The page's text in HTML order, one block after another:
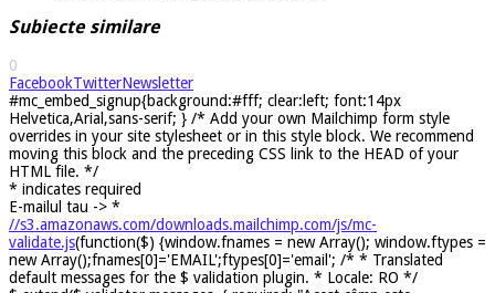
Subiecte similare
0
FacebookTwitterNewsletter
#mc_embed_signup{background:#fff; clear:left; font:14px
Helvetica,Arial,sans-serif; } /* Add your own Mailchimp form style
overrides in your site stylesheet or in this style block. We recommend
moving this block and the preceding CSS link to the HEAD of your
HTML file. */
* indicates required
E-mailul tau -> *
//s3.amazonaws.com/downloads.mailchimp.com/js/mc-
validate.js(function($) {window.fnames = new Array(); window.ftypes =
new Array();fnames[0]='EMAIL';ftypes[0]='email'; /* * Translated
default messages for the $ validation plugin. * Locale: RO */